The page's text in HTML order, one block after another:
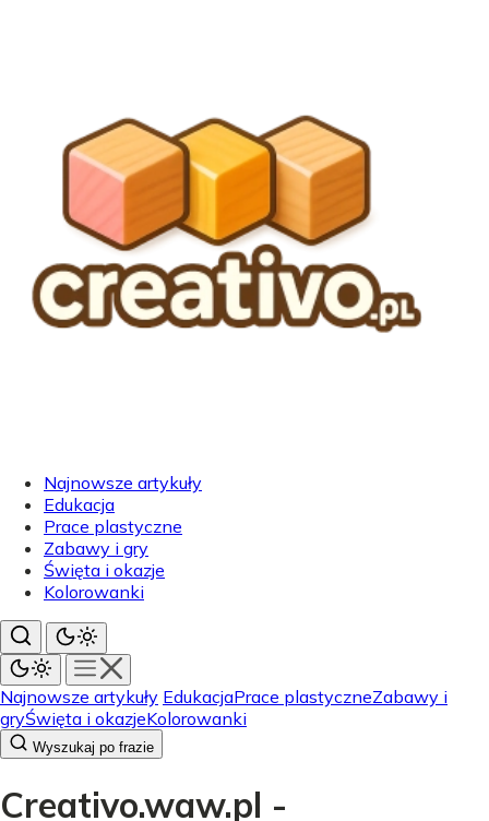
Najnowsze artykuły
Edukacja
Prace plastyczne
Zabawy i gry
Święta i okazje
Kolorowanki
Najnowsze artykuły EdukacjaPrace plastyczneZabawy i
gryŚwięta i okazjeKolorowanki
Wyszukaj po frazie
Creativo.waw.pl -